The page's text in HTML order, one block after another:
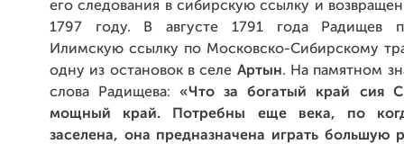
его следования в сибирскую ссылку и
1797 году. В августе 1791 года Радищев
Илимскую ссылку по Московско-Сибирскому
одну из остановок в селе Артын. На памятном
слова Радищева:«Что за богатый край сия
мощный край. Потребны еще века, по
заселена, она предназначена играть большую